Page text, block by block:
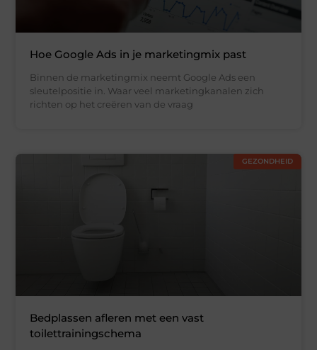
Hoe Google Ads in je marketingmix past
Binnen de marketingmix neemt Google Ads een
sleutelpositie in. Waar veel marketingkanalen zich
richten op het creëren van de vraag
GEZONDHEID
Bedplassen afleren met een vast
toilettrainingschema